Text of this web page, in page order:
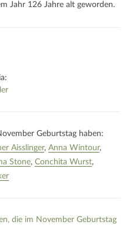
Jahr 126 Jahre alt geworden.
Geburtstag haben:
Aisslinger Anna Wintour
Stone Conchita Wurst
die im November Geburtstag